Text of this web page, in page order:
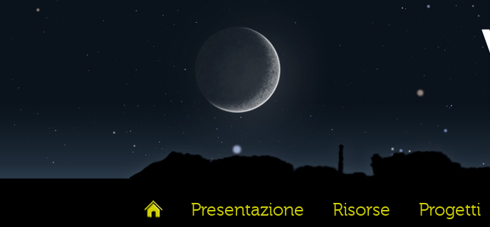
Presentazione Risorse Progetti